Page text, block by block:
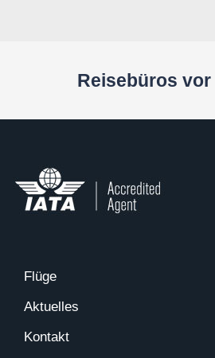
Reisebüros vor
Flüge
Aktuelles
Kontakt